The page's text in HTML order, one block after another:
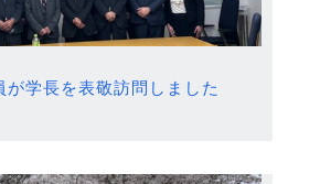
が学長を表敬訪問しました